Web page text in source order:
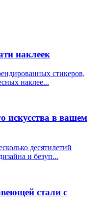
наклеек
стикеров,
наклее...
искусства в вашем
десятилетий
и безуп...
стали с